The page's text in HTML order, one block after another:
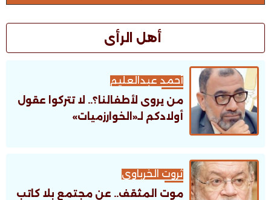
أهل الرأى
أحمد عبدالعليم
من يروى لأطفالنا؟.. لا تتركوا عقول
أولادكم لـ«الخوارزميات»
ثروت الخرباوى
موت المثقف.. عن مجتمع بلا كاتب